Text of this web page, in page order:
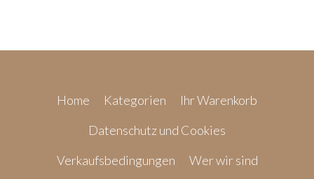
Home Kategorien
Ihr Warenkorb
Datenschutz und Cookies
Verkaufsbedingungen
Wer wir sind